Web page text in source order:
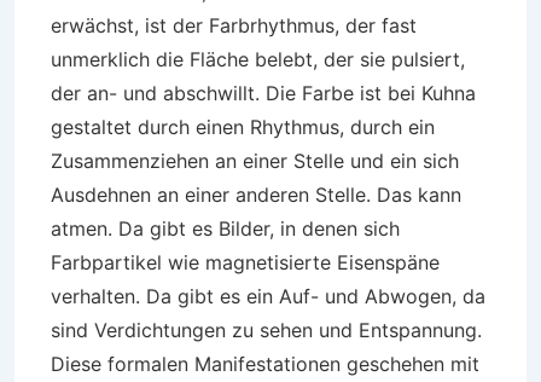
erwächst, ist der Farbrhythmus, der fast
unmerklich die Fläche belebt, der sie pulsiert,
der an- und abschwillt. Die Farbe ist bei Kuhna
gestaltet durch einen Rhythmus, durch ein
Zusammenziehen an einer Stelle und ein sich
Ausdehnen an einer anderen Stelle. Das kann
atmen. Da gibt es Bilder, in denen sich
Farbpartikel wie magnetisierte Eisenspäne
verhalten. Da gibt es ein Auf- und Abwogen, da
sind Verdichtungen zu sehen und Entspannung.
Diese formalen Manifestationen geschehen mit